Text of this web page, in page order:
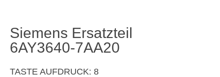
Siemens Ersatzteil
6AY3640-7AA20
TASTE AUFDRUCK: 8